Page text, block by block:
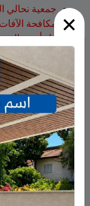
×
جمعية نحالي
مكافحة
هل أصبح
14 طاقم
الحريق قرب
سلمان أبو
نتخلص منها
طليع محمود
نتخلص منها